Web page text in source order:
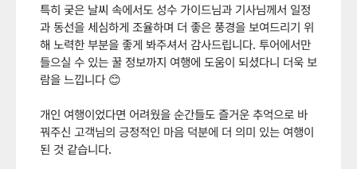
특히 궂은 날씨 속에서도 성수 가이드님과 기사님께서 일정
과 동선을 세심하게 조율하며 더 좋은 풍경을 보여드리기 위
해 노력한 부분을 좋게 봐주셔서 감사드립니다. 투어에서만
들으실 수 있는 꿀 정보까지 여행에 도움이 되셨다니 더욱 보
람을 느낍니다 😊
개인 여행이었다면 어려웠을 순간들도 즐거운 추억으로 바
꿔주신 고객님의 긍정적인 마음 덕분에 더 의미 있는 여행이
된 것 같습니다.